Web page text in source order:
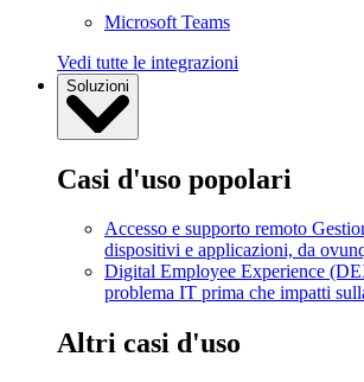
Microsoft Teams
Vedi tutte le integrazioni
Soluzioni
Casi d'uso popolari
Accesso e supporto remoto
dispositivi e applicazioni, da
Digital Employee Experience
problema IT prima che impatti
Altri casi d'uso